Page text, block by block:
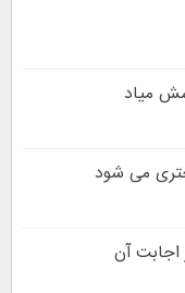
میاد
می شود
آن